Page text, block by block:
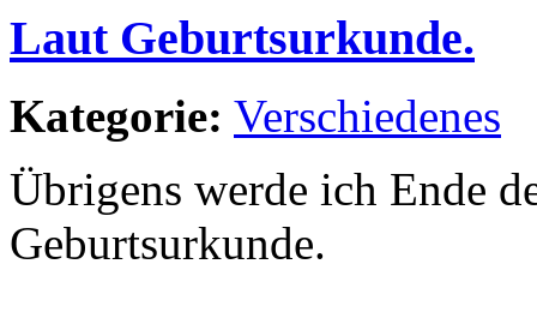
Laut Geburtsurkunde.
Kategorie: Verschiedenes
Übrigens werde ich Ende
Geburtsurkunde.